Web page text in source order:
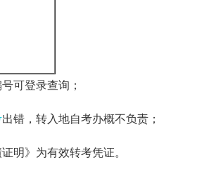
可登录查询；
出错，转入地自考办概不负责；
明》为有效转考凭证。